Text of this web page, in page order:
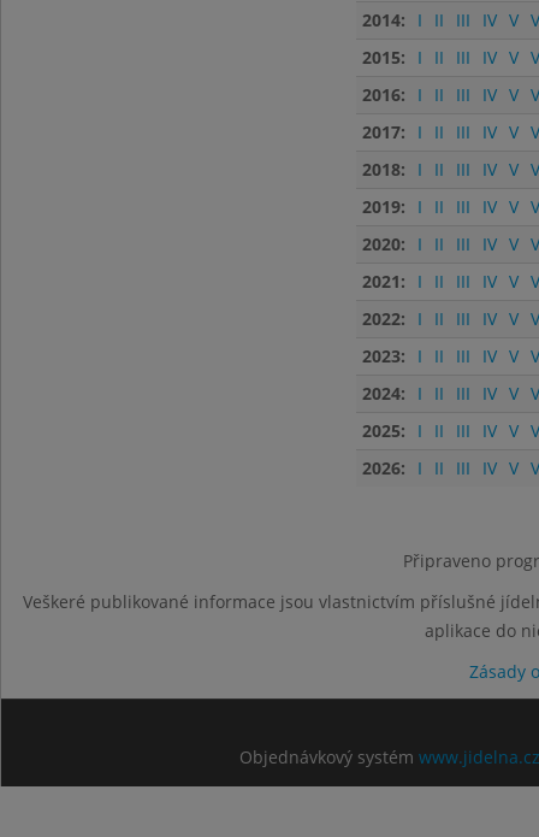
2014: I II III IV V
2015:
I II III IV V
2016:
I II III IV V
2017:
I II III IV V
2018:
I II III IV V
2019:
I II III IV V
2020:
I II III IV V
2021:
I II III IV V
2022:
I II III IV V
2023:
I II III IV V
2024:
I II III IV V
2025:
I II III IV V
2026:
I II III IV V
Připraveno
Veškeré publikované informace jsou vlastnictvím příslušné
aplikace do
Zásady
Objednávkový systém www.jidelna.cz